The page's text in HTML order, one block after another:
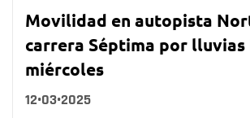
Movilidad en autopista
carrera Séptima por lluvias
miércoles
12•03•2025